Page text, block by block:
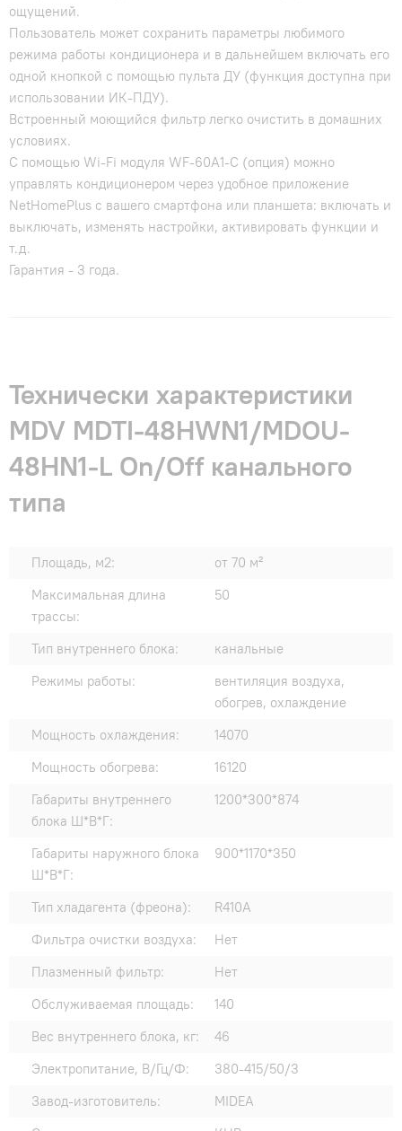
ощущений.
Пользователь может сохранить параметры любимого
режима работы кондиционера и в дальнейшем включать его
одной кнопкой с помощью пульта ДУ (функция доступна при
использовании ИК-ПДУ).
Встроенный моющийся фильтр легко очистить в домашних
условиях.
С помощью Wi-Fi модуля WF-60A1-C (опция) можно
управлять кондиционером через удобное приложение
NetHomePlus с вашего смартфона или планшета: включать и
выключать, изменять настройки, активировать функции и
т.д.
Гарантия - 3 года.
Технически характеристики
MDV MDTI-48HWN1/MDOU-
48HN1-L On/Off канального
типа
Площадь, м2:
от 70 м²
Максимальная длина
трассы:
50
Тип внутреннего блока:
канальные
Режимы работы:
вентиляция воздуха,
обогрев, охлаждение
Мощность охлаждения:
14070
Мощность обогрева:
16120
Габариты внутреннего
блока Ш*В*Г:
1200*300*874
Габариты наружного блока
Ш*В*Г:
900*1170*350
Тип хладагента (фреона):
R410A
Фильтра очистки воздуха:
Нет
Плазменный фильтр:
Нет
Обслуживаемая площадь:
140
Вес внутреннего блока, кг:
46
Электропитание, В/Гц/Ф:
380-415/50/3
Завод-изготовитель:
MIDEA